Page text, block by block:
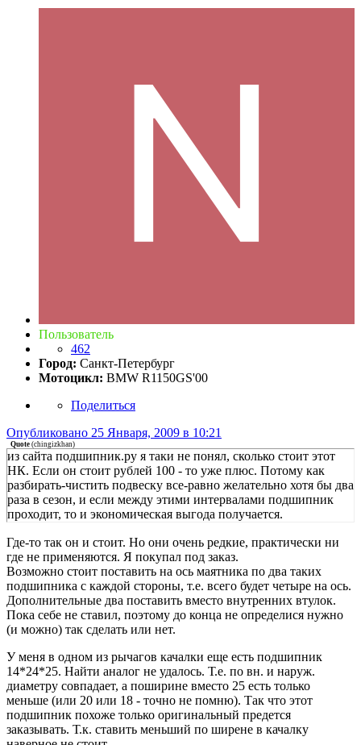
Пользователь
462
Город: Санкт-Петербург
Мотоцикл: BMW R1150GS'00
Поделиться
Опубликовано 25 Января, 2009 в 10:21
Quote (chingizkhan)
из сайта подшипник.ру я таки не понял, сколько стоит этот
НК. Если он стоит рублей 100 - то уже плюс. Потому как
разбирать-чистить подвеску все-равно желательно хотя бы два
раза в сезон, и если между этими интервалами подшипник
проходит, то и экономическая выгода получается.
Где-то так он и стоит. Но они очень редкие, практически ни
где не применяются. Я покупал под заказ.
Возможно стоит поставить на ось маятника по два таких
подшипника с каждой стороны, т.е. всего будет четыре на ось.
Дополнительные два поставить вместо внутренних втулок.
Пока себе не ставил, поэтому до конца не определися нужно
(и можно) так сделать или нет.
У меня в одном из рычагов качалки еще есть подшипник
14*24*25. Найти аналог не удалось. Т.е. по вн. и наруж.
диаметру совпадает, а поширине вместо 25 есть только
меньше (или 20 или 18 - точно не помню). Так что этот
подшипник похоже только оригинальный предется
заказывать. Т.к. ставить меньший по ширене в качалку